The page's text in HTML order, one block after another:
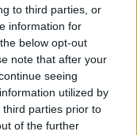
to third parties, or
information for
below opt-out
note that after your
seeing
utilized by
parties prior to
of the further